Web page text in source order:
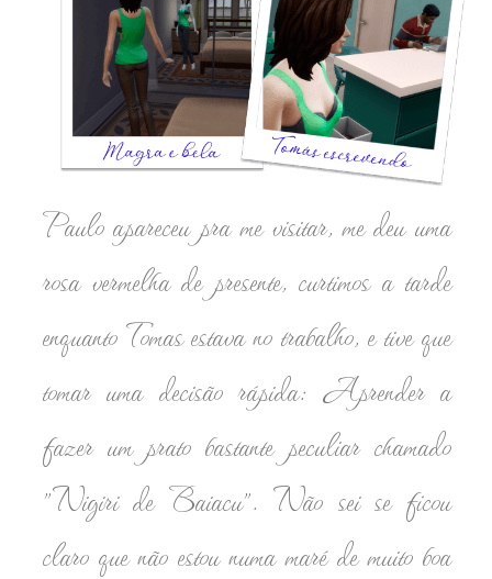
Paulo apareceu pra me visitar, me deu uma
rosa vermelha de presente, curtimos a tarde
enquanto Tomas estava no trabalho, e tive que
tomar uma decisão rápida: Aprender a
fazer um prato bastante peculiar chamado
"Nigiri de Baiacu". Não sei se ficou
claro que não estou numa maré de muito boa